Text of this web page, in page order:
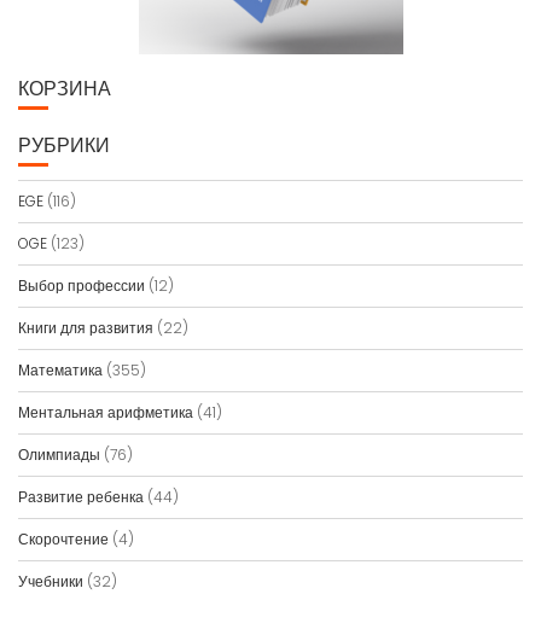
КОРЗИНА
РУБРИКИ
EGE (116)
OGE (123)
Выбор профессии (12)
Книги для развития (22)
Математика (355)
Ментальная арифметика (41)
Олимпиады (76)
Развитие ребенка (44)
Скорочтение (4)
Учебники (32)